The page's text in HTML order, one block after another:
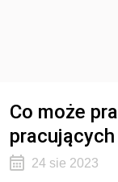
Co może
24 sie 2023